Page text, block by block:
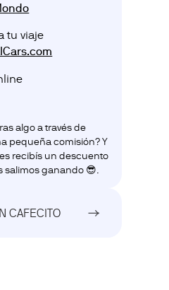
tu viaje
algo a través de
pequeña comisión? Y
recibís un descuento
salimos ganando 😎.
CAFECITO